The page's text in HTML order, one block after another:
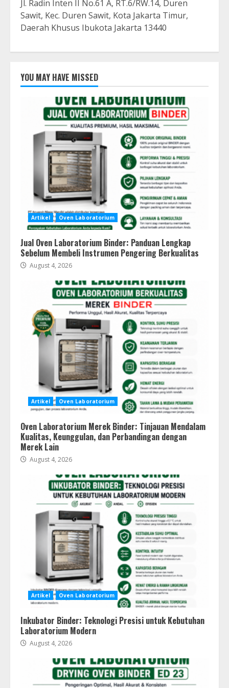
Jl. Radin Inten II No.61 A, RT.6/RW.14, Duren
Sawit, Kec. Duren Sawit, Kota Jakarta Timur,
Daerah Khusus Ibukota Jakarta 13440
YOU MAY HAVE MISSED
Artikel Oven Laboratorium
Jual Oven Laboratorium Binder: Panduan Lengkap
Sebelum Membeli Instrumen Pengering Berkualitas
August 4, 2026
Artikel Oven Laboratorium
Oven Laboratorium Merek Binder: Tinjauan Mendalam
Kualitas, Keunggulan, dan Perbandingan dengan
Merek Lain
August 4, 2026
Artikel Oven Laboratorium
Inkubator Binder: Teknologi Presisi untuk Kebutuhan
Laboratorium Modern
August 4, 2026